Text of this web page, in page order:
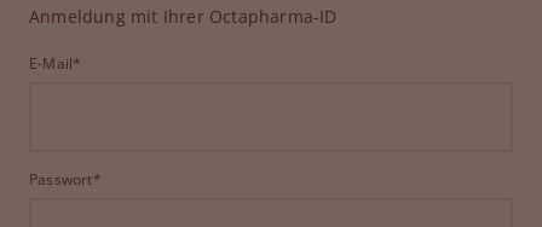
Anmeldung mit Ihrer Octapharma-ID
E-Mail*
Passwort*